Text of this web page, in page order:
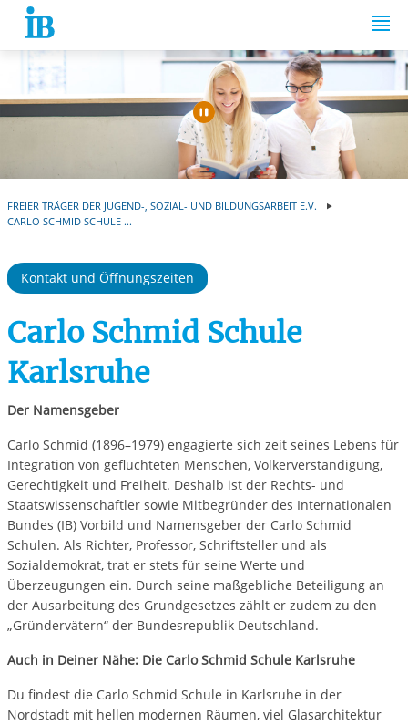
Springe zum Inhalt
Automatische
FREIER TRÄGER DER JUGEND-, SOZIAL- UND BILDUNGSARBEIT E.V.
CARLO SCHMID SCHULE ...
Kontakt und Öffnungszeiten
Carlo Schmid Schule
Karlsruhe
Der Namensgeber
Carlo Schmid (1896–1979) engagierte sich zeit seines Lebens für
Integration von geflüchteten Menschen, Völkerverständigung,
Gerechtigkeit und Freiheit. Deshalb ist der Rechts- und
Staatswissenschaftler sowie Mitbegründer des Internationalen
Bundes (IB) Vorbild und Namensgeber der Carlo Schmid
Schulen. Als Richter, Professor, Schriftsteller und als
Sozialdemokrat, trat er stets für seine Werte und
Überzeugungen ein. Durch seine maßgebliche Beteiligung an
der Ausarbeitung des Grundgesetzes zählt er zudem zu den
„Gründervätern“ der Bundesrepublik Deutschland.
Auch in Deiner Nähe: Die Carlo Schmid Schule Karlsruhe
Du findest die Carlo Schmid Schule in Karlsruhe in der
Nordstadt mit hellen modernen Räumen, viel Glasarchitektur